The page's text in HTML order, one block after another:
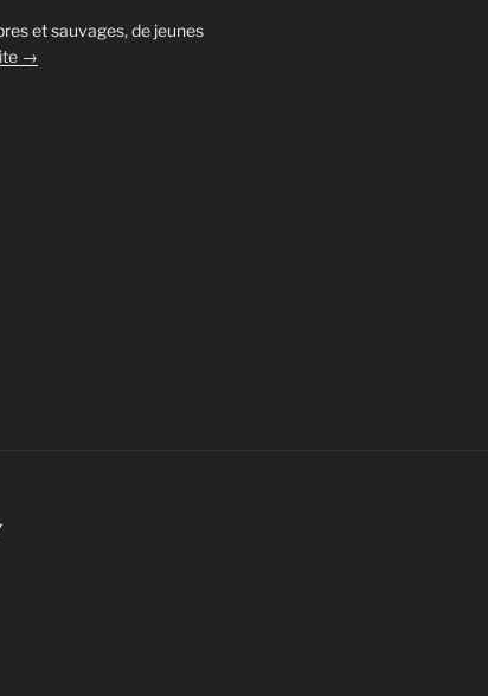
et sauvages, de jeunes
→